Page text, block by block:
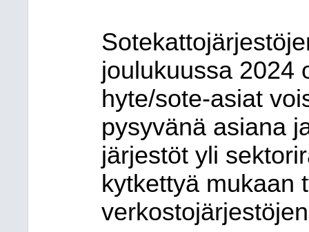
joulukuussa 2024
hyte/sote-asiat
pysyvänä asiana
järjestöt yli
kytkettyä mukaan